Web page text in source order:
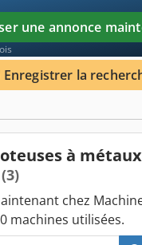
une annonce
Enregistrer la
à métaux
(3)
chez
machines utilisées.